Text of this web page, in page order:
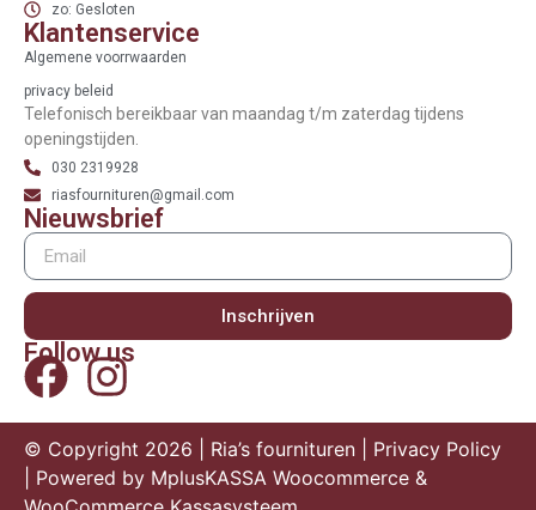
zo: Gesloten
Klantenservice
Algemene voorrwaarden
privacy beleid
Telefonisch bereikbaar van maandag t/m zaterdag tijdens
openingstijden.
030 2319928
riasfournituren@gmail.com
Nieuwsbrief
Inschrijven
Follow us
© Copyright 2026 | Ria’s fournituren | Privacy Policy
| Powered by MplusKASSA Woocommerce &